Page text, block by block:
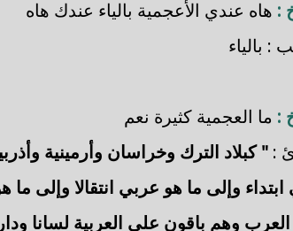
: هاه عندي الأعجمية بالياء عندك هاه
: بالياء
: ما العجمية كثيرة نعم
: " كبلاد الترك وخراسان وأرمينية
وإلى ما هو عربي انتقالا وإلى
وهم باقون على العربية لسانا